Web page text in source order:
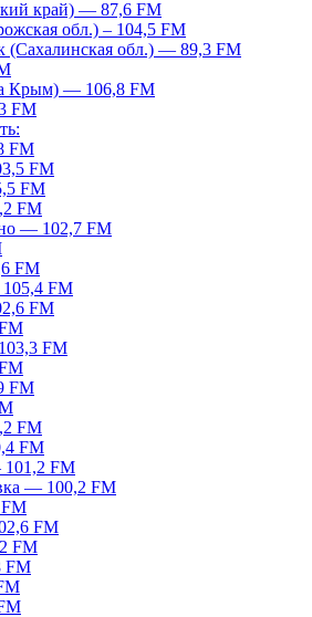
край) — 87,6 FM
обл.) – 104,5 FM
обл.) — 89,3 FM
Крым) — 106,8 FM
FM
FM
FM
FM
FM
— 102,7 FM
FM
FM
FM
FM
FM
FM
FM
FM
— 100,2 FM
FM
FM
FM